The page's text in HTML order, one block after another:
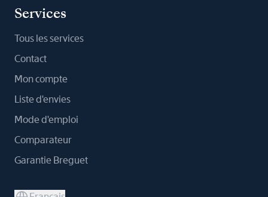
Services
Tous les services
Contact
Mon compte
Liste d'envies
Mode d'emploi
Comparateur
Garantie Breguet